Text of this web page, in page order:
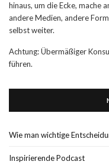
hinaus, um die Ecke, mache
andere Medien, andere
selbst weiter.
Achtung: Übermäßiger
führen.
Wie man wichtige
Inspirierende Podcast